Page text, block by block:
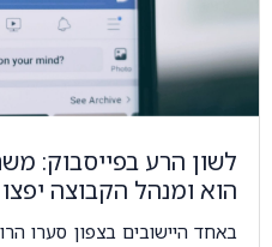
לשון הרע בפייסבוק:
הוא ומנהל הקבוצה יפצו ב-25
באחד היישובים בצפון סערו